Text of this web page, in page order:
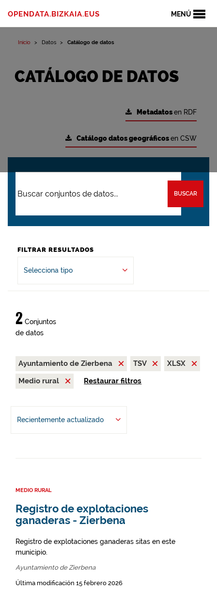
MENÚ
OPENDATA.BIZKAIA.EUS
Inicio Datos Catálogo de datos
CATÁLOGO DE DATOS
Metadatosen RDF
Catálogo datos geográficosen CSW
BUSCAR
FILTRAR RESULTADOS
Selecciona tipo
2 Conjuntos
de datos
Ayuntamiento de Zierbena TSV
XLSX
Medio rural
Restaurar filtros
Recientemente actualizado
MEDIO RURAL
Registro de explotaciones
ganaderas - Zierbena
Registro de explotaciones ganaderas sitas en este
municipio.
Ayuntamiento de Zierbena
Última modificación 15 febrero 2026